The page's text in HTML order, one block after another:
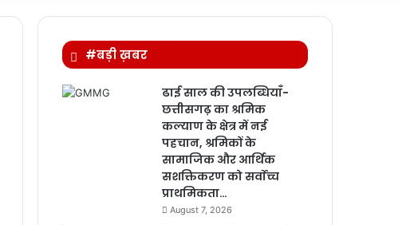
#बड़ी ख़बर
ढाई साल की उपलब्धियाँ-
छत्तीसगढ़ का श्रमिक
कल्याण के क्षेत्र में नई
पहचान, श्रमिकों के
सामाजिक और आर्थिक
सशक्तिकरण को सर्वाेच्च
प्राथमिकता…
August 7, 2026